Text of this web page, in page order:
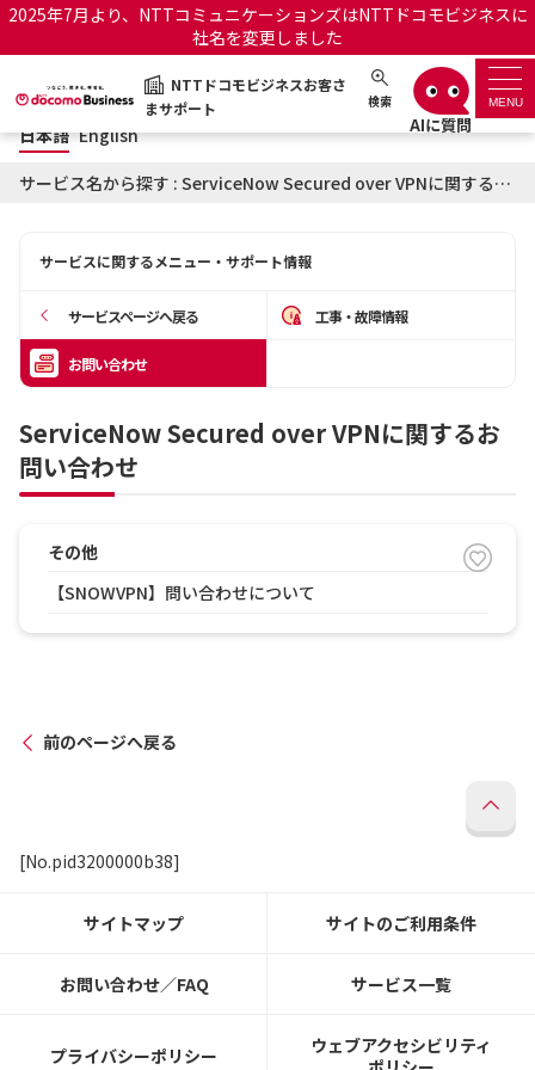
2025年7月より、NTTコミュニケーションズはNTTドコモビジネスに
社名を変更しました
NTTドコモビジネスお客さ
まサポート
検索 MENU
NTTドコモビジネスお客さまサポート 日本語 English
サポートトップ
お知らせ
OCNのお客さまはこちら
ビス
オフィシャルサイト
日本語 English
サービス名から探す : ServiceNow Secured over VPNに関するお問い合わせ
サービスに関するメニュー・サポート情報
サービスページへ戻る 工事・故障情報
お問い合わせ
ServiceNow Secured over VPNに関するお
問い合わせ
その他
【SNOWVPN】問い合わせについて
前のページへ戻る
[No.pid3200000b38]
サイトマップ サイトのご利用条件
お問い合わせ／FAQ サービス一覧
プライバシーポリシー
ウェブアクセシビリティ